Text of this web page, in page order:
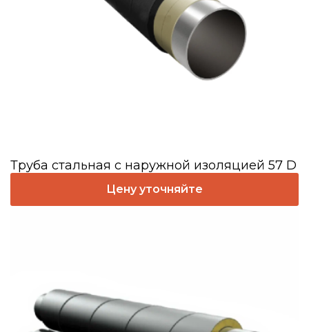
Труба стальная с наружной изоляцией 57 D
Цену уточняйте